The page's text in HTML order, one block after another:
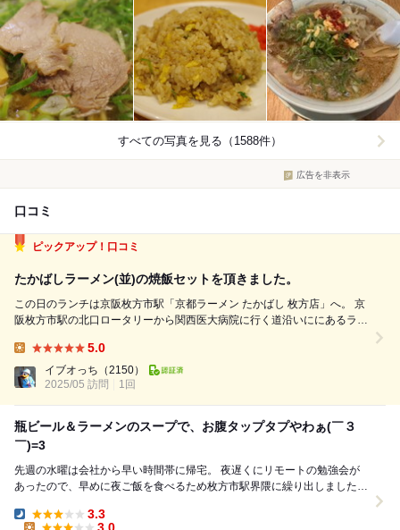
すべての写真を見る（1588件）
広告を非表示
口コミ
ピックアップ！口コミ
たかばしラーメン(並)の焼飯セットを頂きました。
この日のランチは京阪枚方市駅「京都ラーメン たかばし 枚方店」へ。 京
阪枚方市駅の北口ロータリーから関西医大病院に行く道沿いににあるラー
(並)」の「焼飯セット」を頂きました。 「焼飯セット」は、焼飯小が付く
セット。 ラー...
5.0
イブオっち （2150）
2025/05 訪問
1回
瓶ビール＆ラーメンのスープで、お腹タップタプやわぁ(￣３
￣)=3
先週の水曜は会社から早い時間帯に帰宅。 夜遅くにリモートの勉強会が
あったので、早めに夜ご飯を食べるため枚方市駅界隈に繰り出しました。
Dinner:
3.3